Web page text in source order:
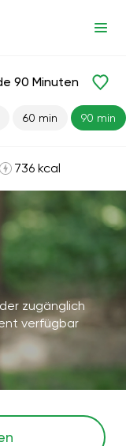
90 Minuten
60 min 90 min
736 kcal
zugänglich
verfügbar